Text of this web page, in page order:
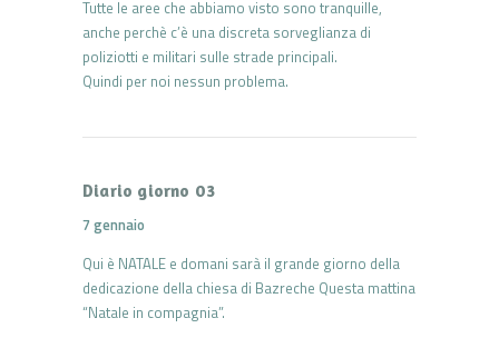
Tutte le aree che abbiamo visto sono tranquille,
anche perchè c’è una discreta sorveglianza di
poliziotti e militari sulle strade principali.
Quindi per noi nessun problema.
Diario giorno 03
7 gennaio
Qui è NATALE e domani sarà il grande giorno della
dedicazione della chiesa di Bazreche Questa mattina
“Natale in compagnia”.